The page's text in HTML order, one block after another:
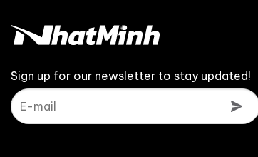
Sign up for our newsletter to stay updated!